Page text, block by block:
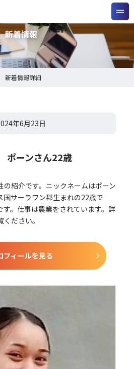
新着情報
新着情報詳細
年6月23日
ポーンさん22歳
紹介です。ニックネームはポーン
国サーラワン郡生まれの22歳で
。仕事は農業をされています。詳
ださい。
フィールを見る